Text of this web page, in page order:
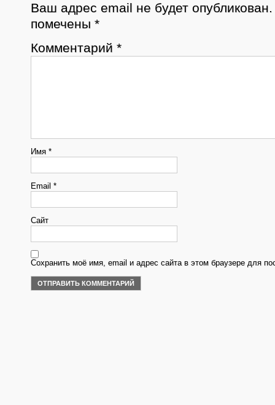
Ваш адрес email не будет опубликован.
помечены *
Комментарий *
Имя *
Email *
Сайт
Сохранить моё имя, email и адрес сайта в этом браузере для